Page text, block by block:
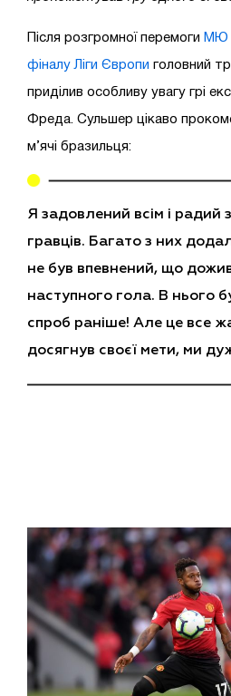
Після розгромної перемоги МЮ
фіналу Ліги Європи головний
приділив особливу увагу грі
Фреда. Сульшер цікаво
м’ячі бразильця:
Я задовлений всім і радий
гравців. Багато з них
не був впевнений, що
наступного гола. В нього
спроб раніше! Але це все
досягнув своєї мети, ми